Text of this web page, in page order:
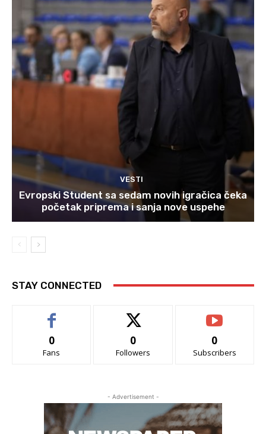
VESTI
Evropski Student sa sedam novih igračica čeka
početak priprema i sanja nove uspehe
STAY CONNECTED
0
Fans
0
Followers
0
Subscribers
- Advertisement -